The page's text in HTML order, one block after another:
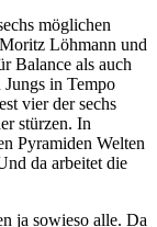
möglichen
Löhmann und
Balance als auch
in Tempo
vier der sechs
stürzen. In
Pyramiden Welten
da arbeitet die
ja sowieso alle. Da